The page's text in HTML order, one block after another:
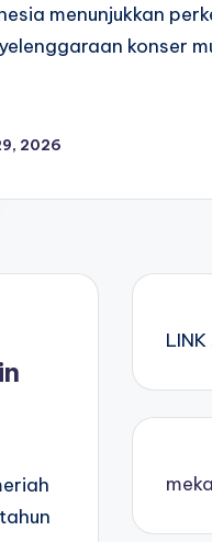
menunjukkan
konser
2026
LINK